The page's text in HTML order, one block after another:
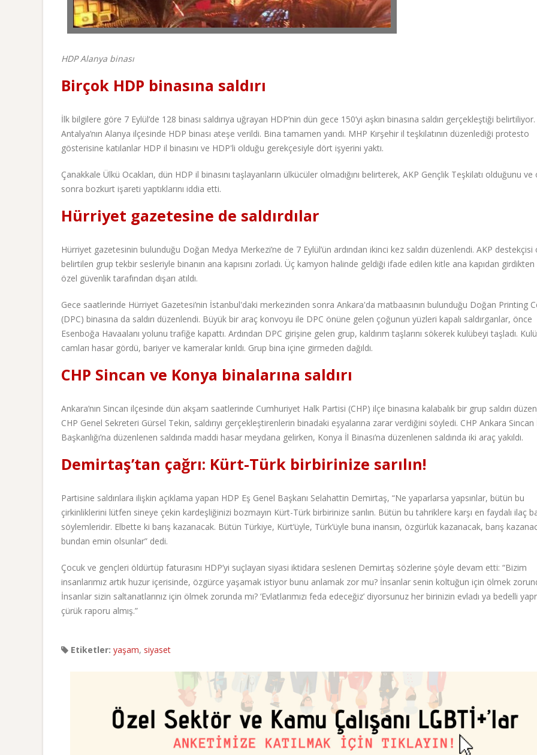
HDP Alanya binası
Birçok HDP binasına saldırı
İlk bilgilere göre 7 Eylül’de 128 binası saldırıya uğrayan HDP’nin dün gece 150’yi aşkın binasına saldırı gerçekleştiği belirtiliyor.
Antalya’nın Alanya ilçesinde HDP binası ateşe verildi. Bina tamamen yandı. MHP Kırşehir il teşkilatının düzenlediği protesto
gösterisine katılanlar HDP il binasını ve HDP'li olduğu gerekçesiyle dört işyerini yaktı.
Çanakkale Ülkü Ocakları, dün HDP il binasını taşlayanların ülkücüler olmadığını belirterek, AKP Gençlik Teşkilatı olduğunu ve
sonra bozkurt işareti yaptıklarını iddia etti.
Hürriyet gazetesine de saldırdılar
Hürriyet gazetesinin bulunduğu Doğan Medya Merkezi’ne de 7 Eylül’ün ardından ikinci kez saldırı düzenlendi. AKP destekçisi
belirtilen grup tekbir sesleriyle binanın ana kapısını zorladı. Üç kamyon halinde geldiği ifade edilen kitle ana kapıdan
özel güvenlik tarafından dışarı atıldı.
Gece saatlerinde Hürriyet Gazetesi’nin İstanbul'daki merkezinden sonra Ankara'da matbaasının bulunduğu Doğan Printing
(DPC) binasına da saldırı düzenlendi. Büyük bir araç konvoyu ile DPC önüne gelen çoğunun yüzleri kapalı saldırganlar, önce
Esenboğa Havaalanı yolunu trafiğe kapattı. Ardından DPC girişine gelen grup, kaldırım taşlarını sökerek kulübeyi taşladı.
camları hasar gördü, bariyer ve kameralar kırıldı. Grup bina içine girmeden dağıldı.
CHP Sincan ve Konya binalarına saldırı
Ankara’nın Sincan ilçesinde dün akşam saatlerinde Cumhuriyet Halk Partisi (CHP) ilçe binasına kalabalık bir grup saldırı
CHP Genel Sekreteri Gürsel Tekin, saldırıyı gerçekleştirenlerin binadaki eşyalarına zarar verdiğini söyledi. CHP Ankara Sincan
Başkanlığı’na düzenlenen saldırıda maddi hasar meydana gelirken, Konya İl Binası’na düzenlenen saldırıda iki araç yakıldı.
Demirtaş’tan çağrı: Kürt-Türk birbirinize sarılın!
Partisine saldırılara ilişkin açıklama yapan HDP Eş Genel Başkanı Selahattin Demirtaş, “Ne yaparlarsa yapsınlar, bütün bu
çirkinliklerini lütfen sineye çekin kardeşliğinizi bozmayın Kürt-Türk birbirinize sarılın. Bütün bu tahriklere karşı en faydalı ilaç
söylemleridir. Elbette ki barış kazanacak. Bütün Türkiye, Kürt’üyle, Türk’üyle buna inansın, özgürlük kazanacak, barış
bundan emin olsunlar” dedi.
Çocuk ve gençleri öldürtüp faturasını HDP’yi suçlayan siyasi iktidara seslenen Demirtaş sözlerine şöyle devam etti: “Bizim
insanlarımız artık huzur içerisinde, özgürce yaşamak istiyor bunu anlamak zor mu? İnsanlar senin koltuğun için ölmek
İnsanlar sizin saltanatlarınız için ölmek zorunda mı? ‘Evlatlarımızı feda edeceğiz’ diyorsunuz her birinizin evladı ya bedelli
çürük raporu almış.”
Etiketler: yaşam, siyaset